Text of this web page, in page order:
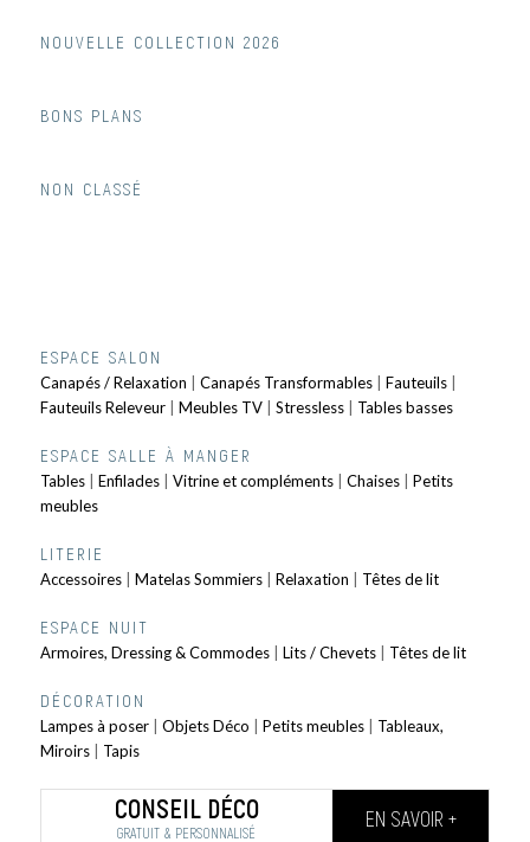
NOUVELLE COLLECTION 2026
BONS PLANS
NON CLASSÉ
ESPACE SALON
Canapés / Relaxation Canapés Transformables| Fauteuils|
Fauteuils Releveur| Meubles TV| Stressless| Tables basses
ESPACE SALLE À MANGER
Tables| Enfilades| Vitrine et compléments| Chaises| Petits
meubles
LITERIE
Accessoires| Matelas Sommiers| Relaxation Têtes de lit
ESPACE NUIT
Armoires, Dressing & Commodes| Lits / Chevets| Têtes de lit
DÉCORATION
Lampes à poser| Objets Déco Petits meubles| Tableaux,
Miroirs| Tapis
CONSEIL DÉCO
GRATUIT & PERSONNALISÉ
EN SAVOIR +